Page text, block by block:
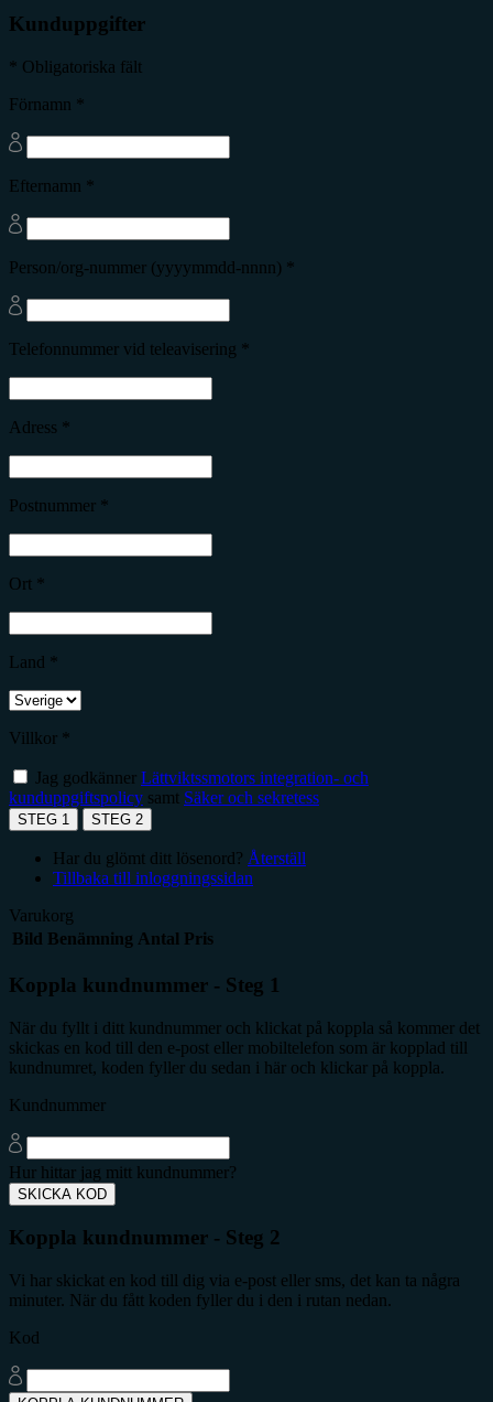
Kunduppgifter
* Obligatoriska fält
Förnamn *
Efternamn *
Person/org-nummer (yyyymmdd-nnnn) *
Telefonnummer vid teleavisering *
Adress *
Postnummer *
Ort *
Land *
Villkor *
Jag godkänner Lättviktssmotors integration- och
kunduppgiftspolicy samt Säker och sekretess
STEG 1 STEG 2
Har du glömt ditt lösenord? Återställ
Tillbaka till inloggningssidan
Varukorg
Bild Benämning Antal Pris
Koppla kundnummer - Steg 1
När du fyllt i ditt kundnummer och klickat på koppla så kommer det
skickas en kod till den e-post eller mobiltelefon som är kopplad till
kundnumret, koden fyller du sedan i här och klickar på koppla.
Kundnummer
Hur hittar jag mitt kundnummer?
SKICKA KOD
Koppla kundnummer - Steg 2
Vi har skickat en kod till dig via e-post eller sms, det kan ta några
minuter. När du fått koden fyller du i den i rutan nedan.
Kod